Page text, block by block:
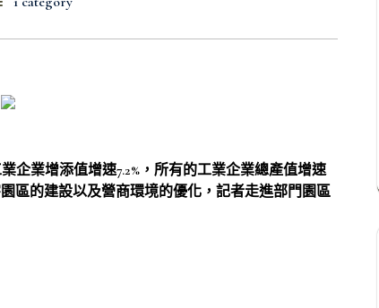
企業增添值增速7.2%，所有的工業企業總產值增速
區的建設以及營商環境的優化，記者走進部門園區